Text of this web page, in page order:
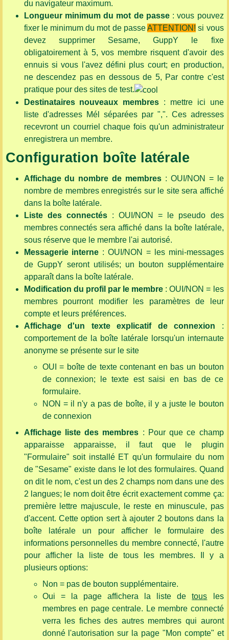
du navigateur maximum.
Longueur minimum du mot de passe: vous pouvez
fixer le minimum du mot de passeATTENTION! si vous
devez supprimer Sesame, GuppY le fixe
obligatoirement à 5, vos membre risquent d'avoir des
ennuis si vous l'avez défini plus court; en production,
ne descendez pas en dessous de 5, Par contre c'est
pratique pour des sites de test.
Destinataires nouveaux membres : mettre ici une
liste d'adresses Mél séparées par ",". Ces adresses
recevront un courriel chaque fois qu'un administrateur
enregistrera un membre.
Configuration boîte latérale
Affichage du nombre de membres : OUI/NON = le
nombre de membres enregistrés sur le site sera affiché
dans la boîte latérale.
Liste des connectés: OUI/NON = le pseudo des
membres connectés sera affiché dans la boîte latérale,
sous réserve que le membre l'ai autorisé.
Messagerie interne : OUI/NON = les mini-messages
de GuppY seront utilisés; un bouton supplémentaire
apparaît dans la boîte latérale.
Modification du profil par le membre : OUI/NON = les
membres pourront modifier les paramètres de leur
compte et leurs préférences.
Affichage d'un texte explicatif de connexion :
comportement de la boîte latérale lorsqu'un internaute
anonyme se présente sur le site
OUI = boîte de texte contenant en bas un bouton
de connexion; le texte est saisi en bas de ce
formulaire.
NON = il n'y a pas de boîte, il y a juste le bouton
de connexion
Affichage liste des membres : Pour que ce champ
apparaisse apparaisse, il faut que le plugin
"Formulaire" soit installé ET qu'un formulaire du nom
de "Sesame" existe dans le lot des formulaires. Quand
on dit le nom, c'est un des 2 champs nom dans une des
2 langues; le nom doit être écrit exactement comme ça:
première lettre majuscule, le reste en minuscule, pas
d'accent. Cette option sert à ajouter 2 boutons dans la
boîte latérale un pour afficher le formulaire des
informations personnelles du membre connecté, l'autre
pour afficher la liste de tous les membres. Il y a
plusieurs options:
Non = pas de bouton supplémentaire.
Oui = la page affichera la liste detous les
membres en page centrale. Le membre connecté
verra les fiches des autres membres qui auront
donné l'autorisation sur la page "Mon compte" et